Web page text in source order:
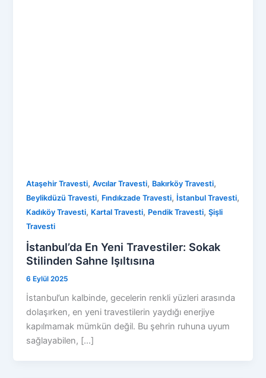
Ataşehir Travesti,Avcılar Travesti, Bakırköy Travesti,
Beylikdüzü Travesti, Fındıkzade Travesti, İstanbul Travesti,
Kadıköy Travesti, Kartal Travesti, Pendik Travesti,Şişli
Travesti
İstanbul’da En Yeni Travestiler: Sokak
Stilinden Sahne Işıltısına
6 Eylül 2025
İstanbul’un kalbinde, gecelerin renkli yüzleri arasında
dolaşırken, en yeni travestilerin yaydığı enerjiye
kapılmamak mümkün değil. Bu şehrin ruhuna uyum
sağlayabilen, […]